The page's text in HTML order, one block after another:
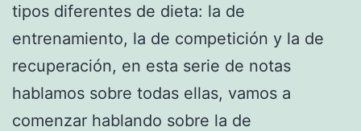
tipos diferentes de dieta: la de
entrenamiento, la de competición y la de
recuperación, en esta serie de notas
hablamos sobre todas ellas, vamos a
comenzar hablando sobre la de